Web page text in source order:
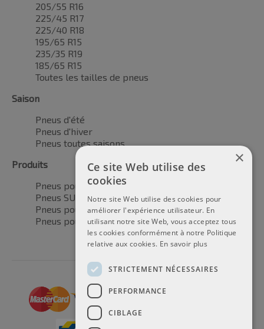
205/55 R16
225/45 R17
225/40 R18
195/65 R15
235/35 R19
185/65 R15
Toutes les tailles de pneus
Saison
Pneus d'été
Pneus d'hiver
Pneus toutes saisons
Produits
Pneus pour voitures
Pneus SUV / 4x4
Pneus pour camionnettes
Pneus pour motos
×
Ce site Web utilise des
cookies
Notre site Web utilise des cookies pour
améliorer l'expérience utilisateur. En
utilisant notre site Web, vous acceptez tous
les cookies conformément à notre Politique
relative aux cookies. En savoir plus
STRICTEMENT NÉCESSAIRES
PERFORMANCE
CIBLAGE